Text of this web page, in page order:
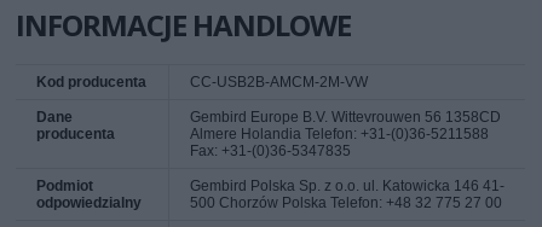
INFORMACJE HANDLOWE
Kod producenta CC-USB2B-AMCM-2M-VW
Dane
producenta
Gembird Europe B.V. Wittevrouwen 56 1358CD
Almere Holandia Telefon: +31-(0)36-5211588
Fax: +31-(0)36-5347835
Podmiot
odpowiedzialny
Gembird Polska Sp. z o.o. ul. Katowicka 146 41-
500 Chorzów Polska Telefon: +48 32 775 27 00